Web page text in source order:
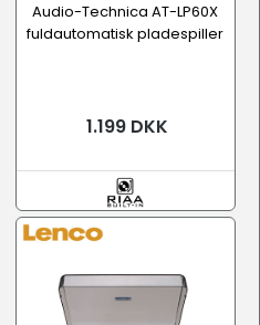
Audio-Technica AT-LP60X
fuldautomatisk pladespiller
1.199 DKK